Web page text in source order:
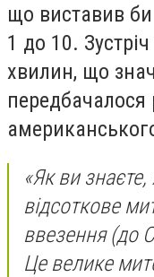
що виставив
1 до 10.
хвилин, що
«Як ви
відсоткове
ввезення (до
Це велике